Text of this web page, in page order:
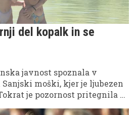
del kopalk in se
javnost spoznala v
moški, kjer je ljubezen
je pozornost pritegnila z